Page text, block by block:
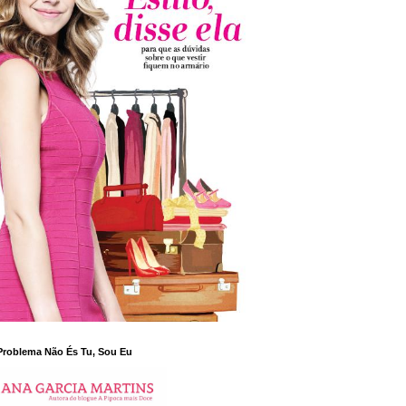
Não És Tu, Sou Eu